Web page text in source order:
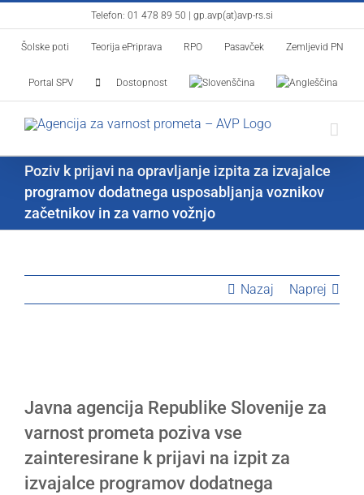
to
content
Telefon: 01 478 89 50 gp.avp(at)avp-rs.si
Šolske poti Teorija ePriprava RPO Pasavček Zemljevid PN
Portal SPV Dostopnost
Poziv k prijavi na opravljanje izpita za izvajalce
programov dodatnega usposabljanja voznikov
začetnikov in za varno vožnjo
Nazaj Naprej
Image
Javna agencija Republike Slovenije za
varnost prometa poziva vse
zainteresirane k prijavi na izpit za
izvajalce programov dodatnega